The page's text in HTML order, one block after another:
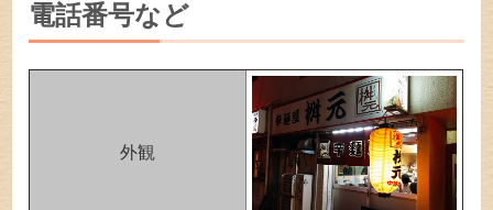
電話番号など
外観